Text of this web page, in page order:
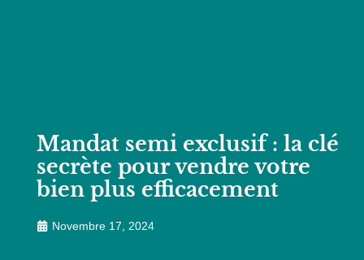
Mandat semi exclusif : la clé
secrète pour vendre votre
bien plus efficacement
Novembre 17, 2024